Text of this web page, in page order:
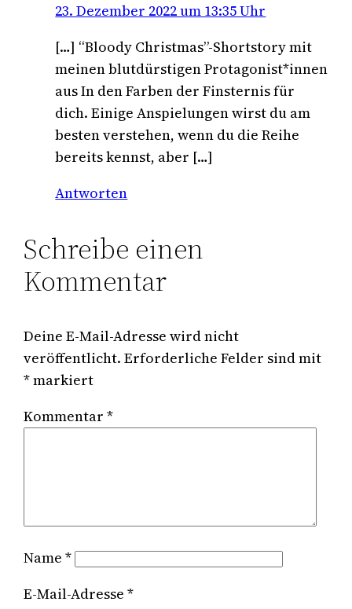
23. Dezember 2022 um 13:35 Uhr
[…] “Bloody Christmas”-Shortstory mit
meinen blutdürstigen Protagonist*innen
aus In den Farben der Finsternis für
dich. Einige Anspielungen wirst du am
besten verstehen, wenn du die Reihe
bereits kennst, aber […]
Antworten
Schreibe einen
Kommentar
Deine E-Mail-Adresse wird nicht
veröffentlicht. Erforderliche Felder sind mit
*markiert
Kommentar*
Name*
E-Mail-Adresse*